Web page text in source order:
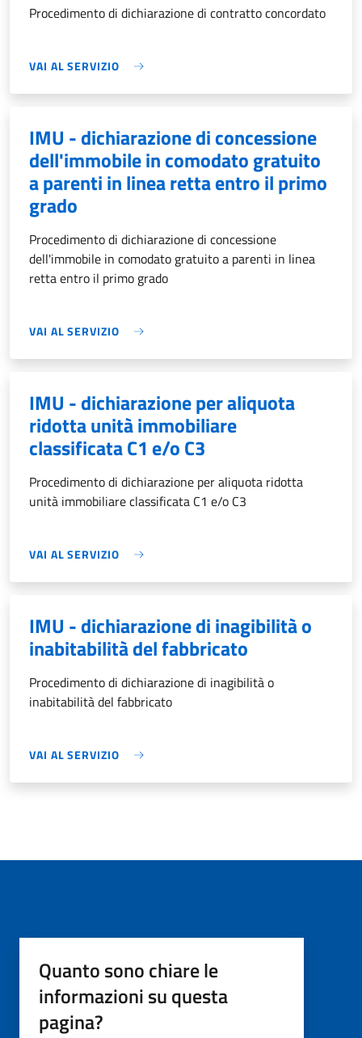
Procedimento di dichiarazione di contratto concordato
VAI AL SERVIZIO
IMU - dichiarazione di concessione
dell'immobile in comodato gratuito
a parenti in linea retta entro il primo
grado
Procedimento di dichiarazione di concessione
dell'immobile in comodato gratuito a parenti in linea
retta entro il primo grado
VAI AL SERVIZIO
IMU - dichiarazione per aliquota
ridotta unità immobiliare
classificata C1 e/o C3
Procedimento di dichiarazione per aliquota ridotta
unità immobiliare classificata C1 e/o C3
VAI AL SERVIZIO
IMU - dichiarazione di inagibilità o
inabitabilità del fabbricato
Procedimento di dichiarazione di inagibilità o
inabitabilità del fabbricato
VAI AL SERVIZIO
Quanto sono chiare le
informazioni su questa
pagina?